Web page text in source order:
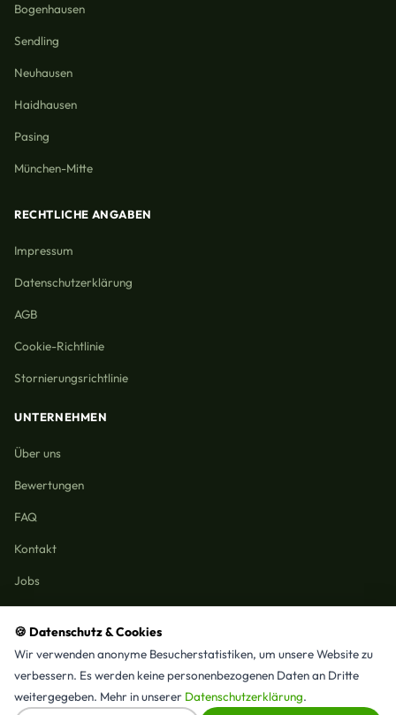
🍪 Datenschutz & Cookies
Wir verwenden anonyme Besucherstatistiken, um unsere Website zu
verbessern. Es werden keine personenbezogenen Daten an Dritte
weitergegeben. Mehr in unserer Datenschutzerklärung.
Bogenhausen
Sendling
Neuhausen
Haidhausen
Pasing
München-Mitte
RECHTLICHE ANGABEN
Impressum
Datenschutzerklärung
AGB
Cookie-Richtlinie
Stornierungsrichtlinie
UNTERNEHMEN
Über uns
Bewertungen
FAQ
Kontakt
Jobs
Alle Leistungen & Stadtteile
⭐ 4,9/5 Google · 15 Bewertungen · Seit 2025 in München